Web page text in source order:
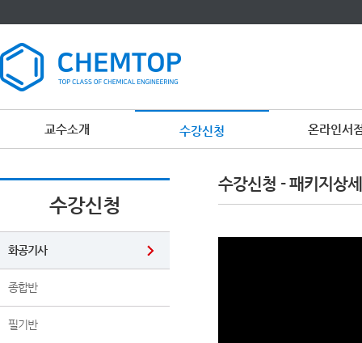
교수소개 수강신청 온라인서
약
관
보
수강신청
화공기사
종합반
필기반
수강신청 - 패키지상세